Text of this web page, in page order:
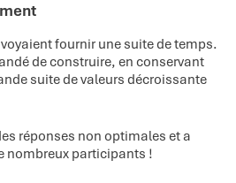
fournir une suite de temps.
de construire, en conservant
suite de valeurs décroissante
réponses non optimales et a
nombreux participants !